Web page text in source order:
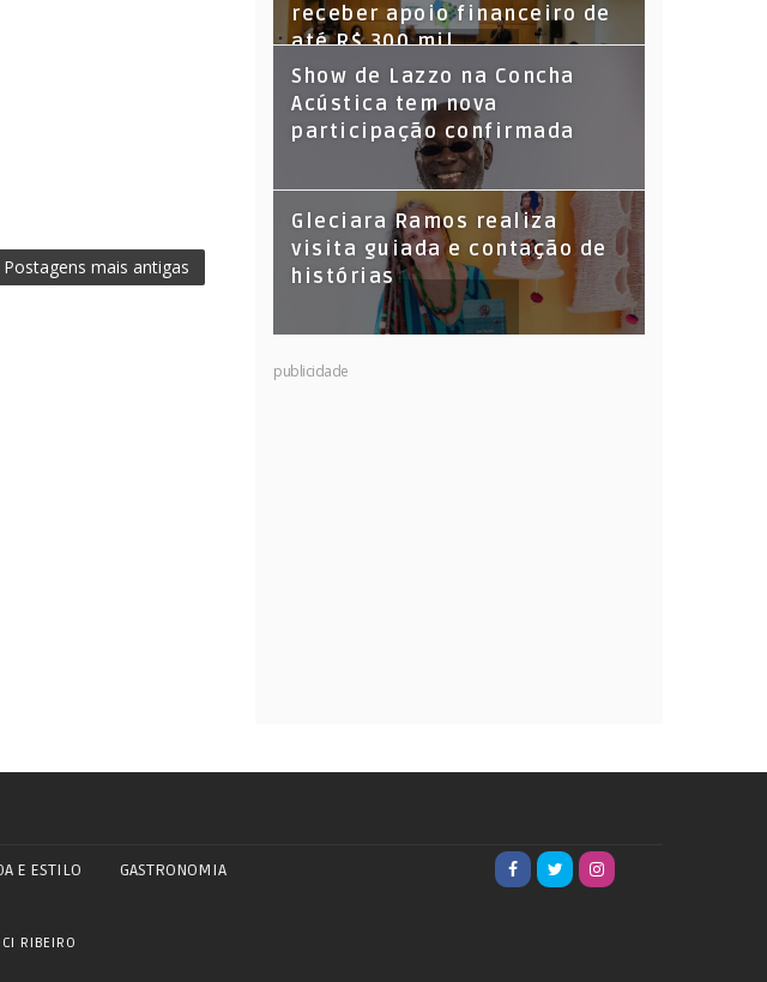
Postagens mais antigas
receber apoio financeiro de
até R$ 300 mil
Show de Lazzo na Concha
Acústica tem nova
participação confirmada
Gleciara Ramos realiza
visita guiada e contação de
histórias
publicidade
E ESTILO GASTRONOMIA
RIBEIRO